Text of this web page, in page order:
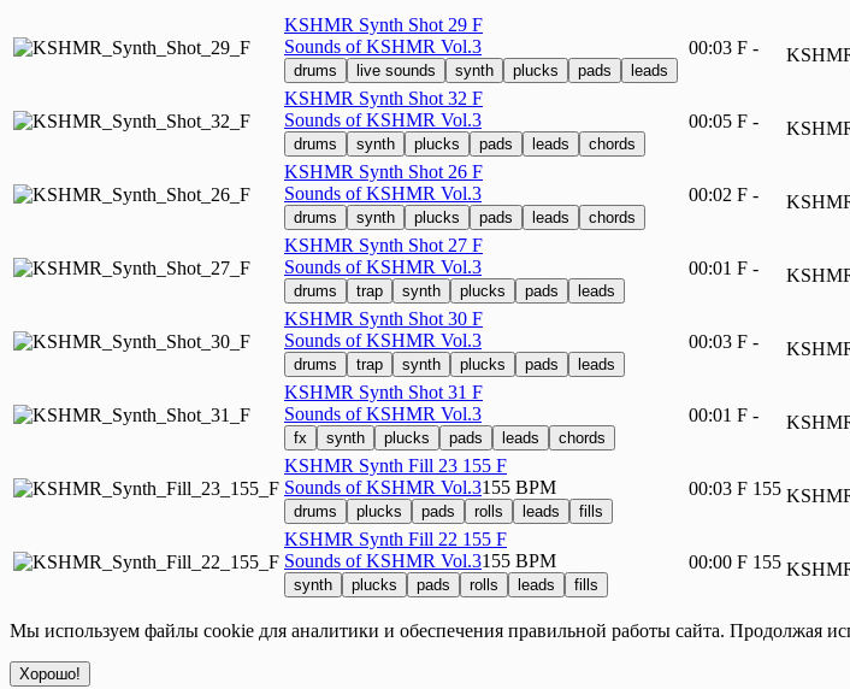
KSHMR Synth Shot 29 F
Sounds of KSHMR Vol.3
drums live sounds synth plucks pads leads
00:03 F -
KSHMR Synth Shot 32 F
Sounds of KSHMR Vol.3
drums synth plucks pads leads chords
00:05 F -
KSHMR Synth Shot 26 F
Sounds of KSHMR Vol.3
drums synth plucks pads leads chords
00:02 F -
KSHMR Synth Shot 27 F
Sounds of KSHMR Vol.3
drums trap synth plucks pads leads
00:01 F -
KSHMR Synth Shot 30 F
Sounds of KSHMR Vol.3
drums trap synth plucks pads leads
00:03 F -
KSHMR Synth Shot 31 F
Sounds of KSHMR Vol.3
fx synth plucks pads leads chords
00:01 F -
KSHMR Synth Fill 23 155 F
Sounds of KSHMR Vol.3155 BPM
drums plucks pads rolls leads fills
00:03 F 155
KSHMR Synth Fill 22 155 F
Sounds of KSHMR Vol.3155 BPM
synth plucks pads rolls leads fills
00:00 F 155
Мы используем файлы cookie для аналитики и обеспечения правильной работы сайта. Продолжая
Хорошо!